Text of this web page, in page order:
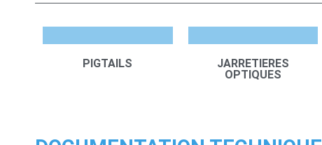
PIGTAILS
JARRETIERES
OPTIQUES